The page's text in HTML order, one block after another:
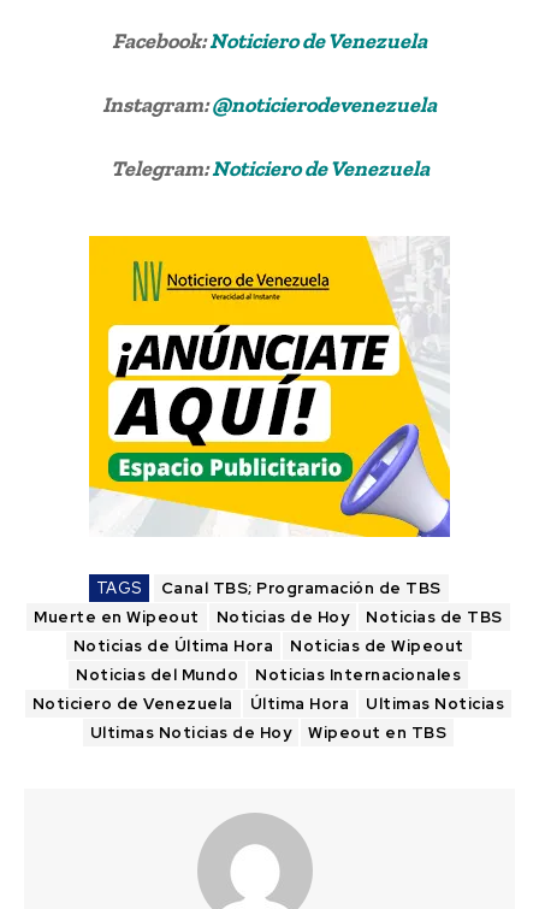
Facebook:Noticiero de Venezuela
Instagram:@noticierodevenezuela
Telegram:Noticiero de Venezuela
TAGS
Canal TBS; Programación de TBS
Muerte en Wipeout
Noticias de Hoy
Noticias de TBS
Noticias de Última Hora
Noticias de Wipeout
Noticias del Mundo
Noticias Internacionales
Noticiero de Venezuela
Última Hora
Ultimas Noticias
Ultimas Noticias de Hoy
Wipeout en TBS